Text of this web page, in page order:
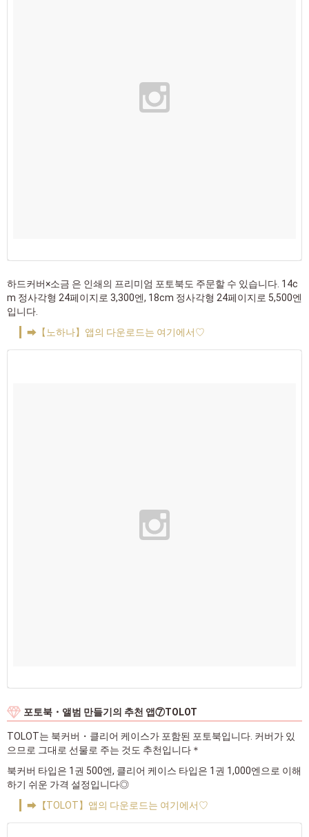
하드커버×소금 은 인쇄의 프리미엄 포토북도 주문할 수 있습니다. 14c
m 정사각형 24페이지로 3,300엔, 18cm 정사각형 24페이지로 5,500엔
입니다.
➡【노하나】앱의 다운로드는 여기에서♡
포토북・앨범 만들기의 추천 앱⑦TOLOT
TOLOT는 북커버・클리어 케이스가 포함된 포토북입니다. 커버가 있
으므로 그대로 선물로 주는 것도 추천입니다＊
북커버 타입은 1권 500엔, 클리어 케이스 타입은 1권 1,000엔으로 이해
하기 쉬운 가격 설정입니다◎
➡【TOLOT】앱의 다운로드는 여기에서♡